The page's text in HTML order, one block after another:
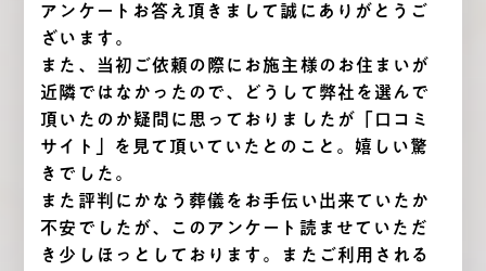
アンケートお答え頂きまして誠にありがとうご
ざいます。
また、当初ご依頼の際にお施主様のお住まいが
近隣ではなかったので、どうして弊社を選んで
頂いたのか疑問に思っておりましたが「口コミ
サイト」を見て頂いていたとのこと。嬉しい驚
きでした。
また評判にかなう葬儀をお手伝い出来ていたか
不安でしたが、このアンケート読ませていただ
き少しほっとしております。またご利用される